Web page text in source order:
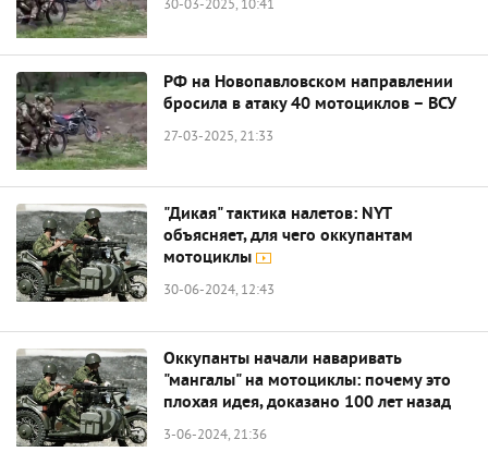
30-03-2025, 10:41
РФ на Новопавловском направлении
бросила в атаку 40 мотоциклов – ВСУ
27-03-2025, 21:33
"Дикая" тактика налетов: NYT
объясняет, для чего оккупантам
мотоциклы
30-06-2024, 12:43
Оккупанты начали наваривать
"мангалы" на мотоциклы: почему это
плохая идея, доказано 100 лет назад
3-06-2024, 21:36